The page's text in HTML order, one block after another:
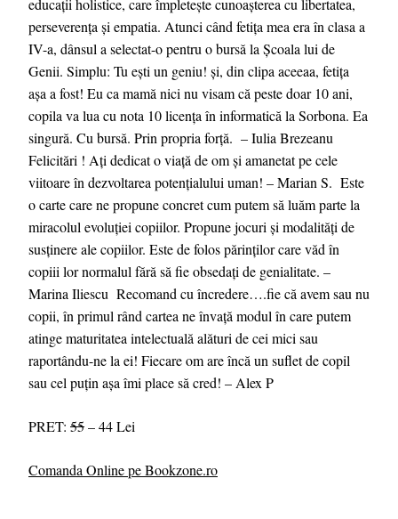
educații holistice, care împletește cunoașterea cu libertatea,
perseverența și empatia. Atunci când fetița mea era în clasa a
IV-a, dânsul a selectat-o pentru o bursă la Școala lui de
Genii. Simplu: Tu ești un geniu! și, din clipa aceeaa, fetița
așa a fost! Eu ca mamă nici nu visam că peste doar 10 ani,
copila va lua cu nota 10 licența în informatică la Sorbona. Ea
singură. Cu bursă. Prin propria forță. – Iulia Brezeanu
Felicitări ! Ați dedicat o viață de om și amanetat pe cele
viitoare în dezvoltarea potențialului uman! – Marian S. Este
o carte care ne propune concret cum putem să luăm parte la
miracolul evoluției copiilor. Propune jocuri și modalități de
susținere ale copiilor. Este de folos părinților care văd în
copiii lor normalul fără să fie obsedați de genialitate. –
Marina Iliescu Recomand cu încredere….fie că avem sau nu
copii, în primul rând cartea ne învață modul în care putem
atinge maturitatea intelectuală alături de cei mici sau
raportându-ne la ei! Fiecare om are încă un suflet de copil
sau cel puțin așa îmi place să cred! – Alex P
PRET: 55– 44 Lei
Comanda Online pe Bookzone.ro